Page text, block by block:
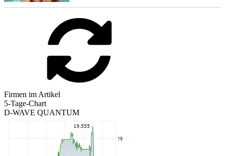
Firmen im Artikel
5-Tage-Chart
D-WAVE QUANTUM